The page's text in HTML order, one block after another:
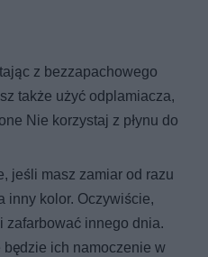
z bezzapachowego
także użyć odplamiacza,
Nie korzystaj z płynu do
jeśli masz zamiar od razu
inny kolor. Oczywiście,
zafarbować innego dnia.
ich namoczenie w